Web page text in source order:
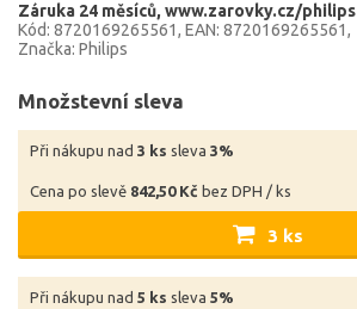
Záruka 24 měsíců www.zarovky.cz/philips
Kód: 8720169265561 EAN: 8720169265561
Značka: Philips
Množstevní sleva
Při nákupu nad 3 ks sleva 3%
Cena po slevě 842,50 Kč bez DPH / ks
3 ks
Při nákupu nad 5 ks sleva 5%